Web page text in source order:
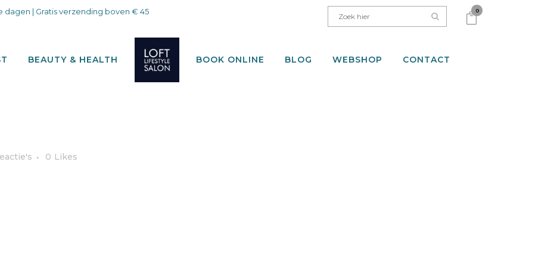
dagen | Gratis verzending boven € 45 0
BEAUTY & HEALTH BOOK ONLINE BLOG WEBSHOP CONTACT
0 Likes